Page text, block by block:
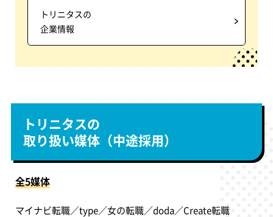
トリニタスの
企業情報
トリニタスの
取り扱い媒体（中途採用）
全5媒体
マイナビ転職／type／女の転職／doda／Create転職